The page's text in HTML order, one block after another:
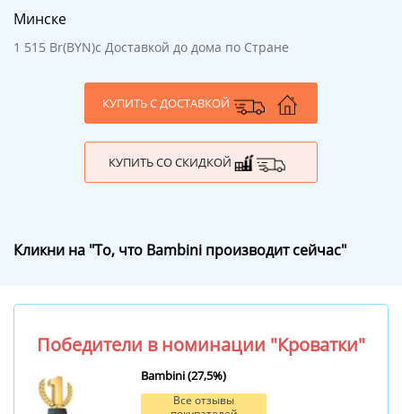
Минске
1 515 Br(BYN)с Доставкой до дома по Стране
КУПИТЬ С ДОСТАВКОЙ
КУПИТЬ СО СКИДКОЙ
Кликни на "То, что Bambini производит сейчас"
Победители в номинации "Кроватки"
Bambini (27,5%)
Все отзывы